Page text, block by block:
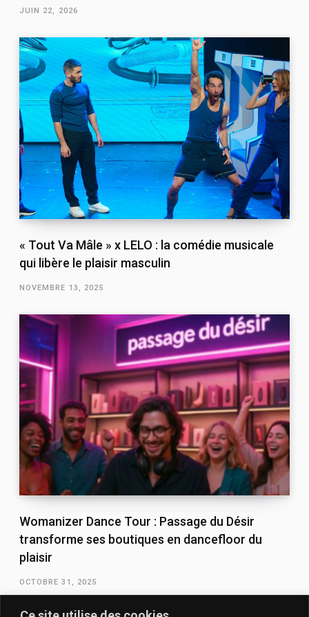
JUIN 22, 2026
« Tout Va Mâle » x LELO : la comédie musicale
qui libère le plaisir masculin
NOVEMBRE 13, 2025
Womanizer Dance Tour : Passage du Désir
transforme ses boutiques en dancefloor du
plaisir
OCTOBRE 31, 2025